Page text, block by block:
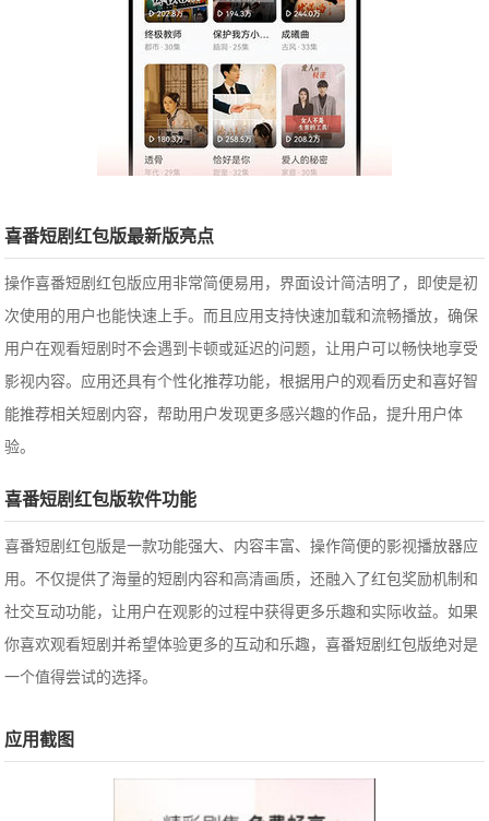
喜番短剧红包版最新版亮点
操作喜番短剧红包版应用非常简便易用，界面设计简洁明了，即使是初
次使用的用户也能快速上手。而且应用支持快速加载和流畅播放，确保
用户在观看短剧时不会遇到卡顿或延迟的问题，让用户可以畅快地享受
影视内容。应用还具有个性化推荐功能，根据用户的观看历史和喜好智
能推荐相关短剧内容，帮助用户发现更多感兴趣的作品，提升用户体
验。
喜番短剧红包版软件功能
喜番短剧红包版是一款功能强大、内容丰富、操作简便的影视播放器应
用。不仅提供了海量的短剧内容和高清画质，还融入了红包奖励机制和
社交互动功能，让用户在观影的过程中获得更多乐趣和实际收益。如果
你喜欢观看短剧并希望体验更多的互动和乐趣，喜番短剧红包版绝对是
一个值得尝试的选择。
应用截图